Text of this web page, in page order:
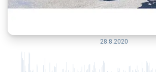
28.8.2020